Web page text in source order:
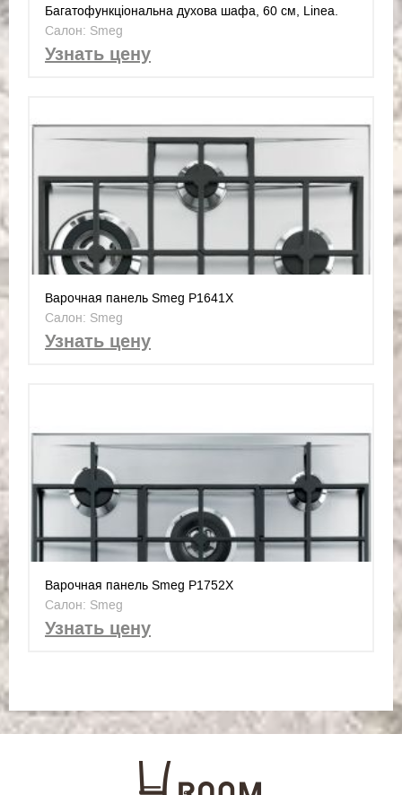
Багатофункціональна духова шафа, 60 см, Linea.
Клас енергоспоживання А +
Салон: Smeg
Узнать цену
Варочная панель Smeg P1641X
Салон: Smeg
Узнать цену
Варочная панель Smeg P1752X
Салон: Smeg
Узнать цену